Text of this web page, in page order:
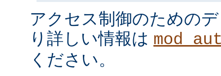
アクセス制御のための
り詳しい情報は
ください。